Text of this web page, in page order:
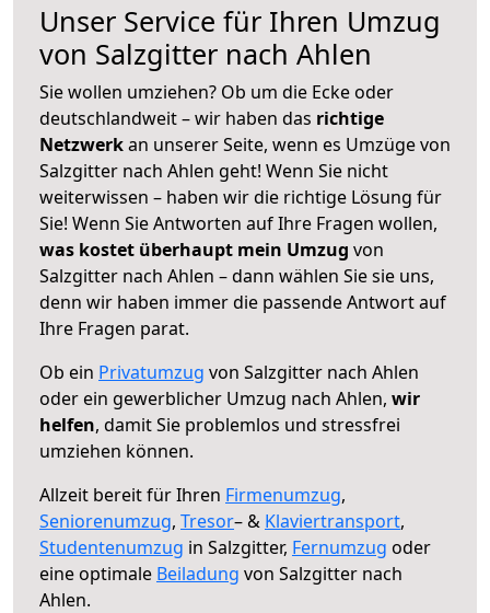
Unser Service für Ihren Umzug
von Salzgitter nach Ahlen
Sie wollen umziehen? Ob um die Ecke oder
deutschlandweit – wir haben das richtige
Netzwerkan unserer Seite, wenn es Umzüge von
Salzgitter nach Ahlen geht! Wenn Sie nicht
weiterwissen – haben wir die richtige Lösung für
Sie! Wenn Sie Antworten auf Ihre Fragen wollen,
was kostet überhaupt mein Umzug von
Salzgitter nach Ahlen – dann wählen Sie sie uns,
denn wir haben immer die passende Antwort auf
Ihre Fragen parat.
Ob ein Privatumzug von Salzgitter nach Ahlen
oder ein gewerblicher Umzug nach Ahlen, wir
helfen, damit Sie problemlos und stressfrei
umziehen können.
Allzeit bereit für Ihren Firmenumzug,
Seniorenumzug, Tresor– & Klaviertransport,
Studentenumzug in Salzgitter, Fernumzug oder
eine optimale Beiladung von Salzgitter nach
Ahlen.